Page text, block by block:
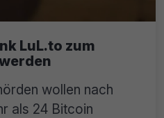
LuL.to zum
wollen nach
als 24 Bitcoin